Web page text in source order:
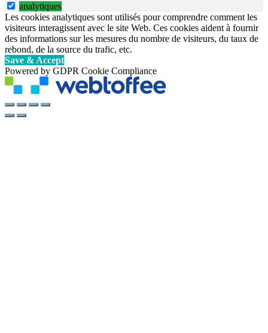
analytiques
Les cookies analytiques sont utilisés pour comprendre comment les
visiteurs interagissent avec le site Web. Ces cookies aident à fournir
des informations sur les mesures du nombre de visiteurs, du taux de
rebond, de la source du trafic, etc.
Save & Accept
Powered by GDPR Cookie Compliance